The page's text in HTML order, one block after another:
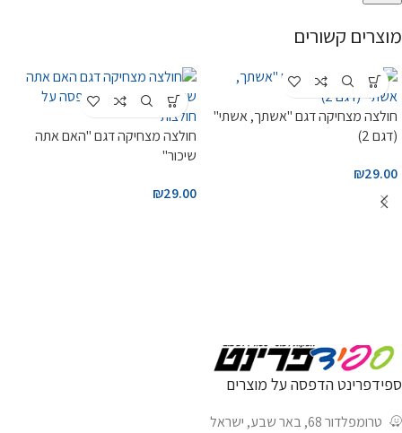
מוצרים קשורים
חולצה מצחיקה דגם "אשתך, אשתי"
(דגם 2)
₪29.00
חולצה מצחיקה דגם "האם אתה
שיכור"
₪29.00
ספידפרינט הדפסה על מוצרים
טרומפלדור 68, באר שבע, ישראל